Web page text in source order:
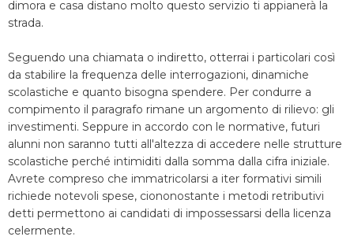
dimora e casa distano molto questo servizio ti appianerà la
strada.
Seguendo una chiamata o indiretto, otterrai i particolari così
da stabilire la frequenza delle interrogazioni, dinamiche
scolastiche e quanto bisogna spendere. Per condurre a
compimento il paragrafo rimane un argomento di rilievo: gli
investimenti. Seppure in accordo con le normative, futuri
alunni non saranno tutti all'altezza di accedere nelle strutture
scolastiche perché intimiditi dalla somma dalla cifra iniziale.
Avrete compreso che immatricolarsi a iter formativi simili
richiede notevoli spese, ciononostante i metodi retributivi
detti permettono ai candidati di impossessarsi della licenza
celermente.